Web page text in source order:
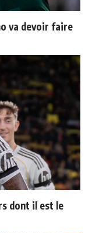
va devoir faire
dont il est le